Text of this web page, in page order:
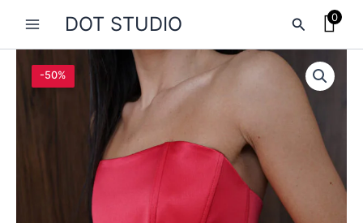
содержимомуDOT STUDIO Поиск0
-50%